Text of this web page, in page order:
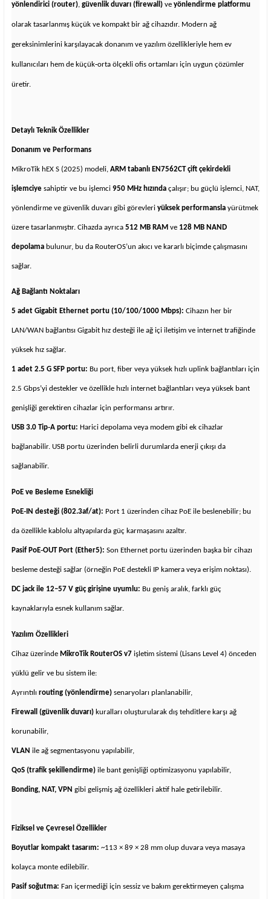
yönlendirici (router), güvenlik duvarı (firewall) ve yönlendirme platformu
olarak tasarlanmış küçük ve kompakt bir ağ cihazıdır. Modern ağ
gereksinimlerini karşılayacak donanım ve yazılım özellikleriyle hem ev
kullanıcıları hem de küçük‑orta ölçekli ofis ortamları için uygun çözümler
üretir.
Detaylı Teknik Özellikler
Donanım ve Performans
MikroTik hEX S (2025) modeli, ARM tabanlı EN7562CT çift çekirdekli
işlemciye sahiptir ve bu işlemci 950 MHz hızında çalışır; bu güçlü işlemci, NAT,
yönlendirme ve güvenlik duvarı gibi görevleri yüksek performansla yürütmek
üzere tasarlanmıştır. Cihazda ayrıca 512 MB RAM ve 128 MB NAND
depolama bulunur, bu da RouterOS’un akıcı ve kararlı biçimde çalışmasını
sağlar.
Ağ Bağlantı Noktaları
5 adet Gigabit Ethernet portu (10/100/1000 Mbps): Cihazın her bir
LAN/WAN bağlantısı Gigabit hız desteği ile ağ içi iletişim ve internet trafiğinde
yüksek hız sağlar.
1 adet 2.5 G SFP portu: Bu port, fiber veya yüksek hızlı uplink bağlantıları için
2.5 Gbps’yi destekler ve özellikle hızlı internet bağlantıları veya yüksek bant
genişliği gerektiren cihazlar için performansı artırır.
USB 3.0 Tip‑A portu: Harici depolama veya modem gibi ek cihazlar
bağlanabilir. USB portu üzerinden belirli durumlarda enerji çıkışı da
sağlanabilir.
PoE ve Besleme Esnekliği
PoE‑IN desteği (802.3af/at): Port 1 üzerinden cihaz PoE ile beslenebilir; bu
da özellikle kablolu altyapılarda güç karmaşasını azaltır.
Pasif PoE‑OUT Port (Ether5): Son Ethernet portu üzerinden başka bir cihazı
besleme desteği sağlar (örneğin PoE destekli IP kamera veya erişim noktası).
DC jack ile 12–57 V güç girişine uyumlu: Bu geniş aralık, farklı güç
kaynaklarıyla esnek kullanım sağlar.
Yazılım Özellikleri
Cihaz üzerinde MikroTik RouterOS v7 işletim sistemi (Lisans Level 4) önceden
yüklü gelir ve bu sistem ile:
Ayrıntılı routing (yönlendirme) senaryoları planlanabilir,
Firewall (güvenlik duvarı) kuralları oluşturularak dış tehditlere karşı ağ
korunabilir,
VLAN ile ağ segmentasyonu yapılabilir,
QoS (trafik şekillendirme) ile bant genişliği optimizasyonu yapılabilir,
Bonding, NAT, VPN gibi gelişmiş ağ özellikleri aktif hale getirilebilir.
Fiziksel ve Çevresel Özellikler
Boyutlar kompakt tasarım: ~113 × 89 × 28 mm olup duvara veya masaya
kolayca monte edilebilir.
Pasif soğutma: Fan içermediği için sessiz ve bakım gerektirmeyen çalışma